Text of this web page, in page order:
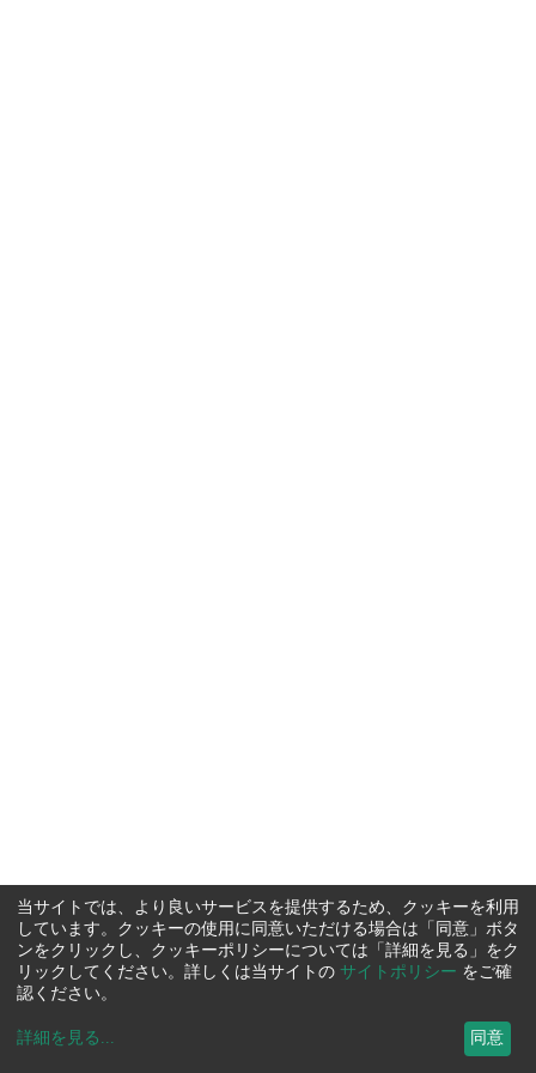
当サイトでは、より良いサービスを提供するため、クッキーを利用
しています。クッキーの使用に同意いただける場合は「同意」ボタ
ンをクリックし、クッキーポリシーについては「詳細を見る」をク
リックしてください。詳しくは当サイトの サイトポリシー をご確
認ください。
詳細を見る ... 同意